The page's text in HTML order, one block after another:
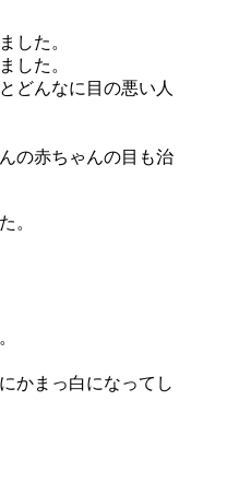
した。
した。
どんなに目の悪い人
の赤ちゃんの目も治
。
かまっ白になってし